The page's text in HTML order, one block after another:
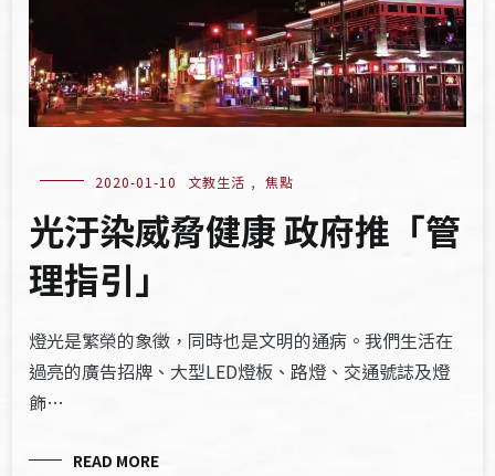
2020-01-10 文教生活 , 焦點
光汙染威脅健康 政府推「管
理指引」
燈光是繁榮的象徵，同時也是文明的通病。我們生活在
過亮的廣告招牌、大型LED燈板、路燈、交通號誌及燈
飾…
READ MORE